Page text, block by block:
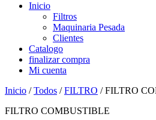
Inicio
Filtros
Maquinaria Pesada
Clientes
Catalogo
finalizar compra
Mi cuenta
Inicio /Todos /FILTRO / FILTRO
FILTRO COMBUSTIBLE